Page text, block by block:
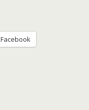
Facebook